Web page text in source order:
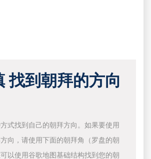
找到朝拜的方向
式找到自己的朝拜方向。如果要使用
向，请使用下面的朝拜角（罗盘的朝
以使用谷歌地图基础结构找到您的朝